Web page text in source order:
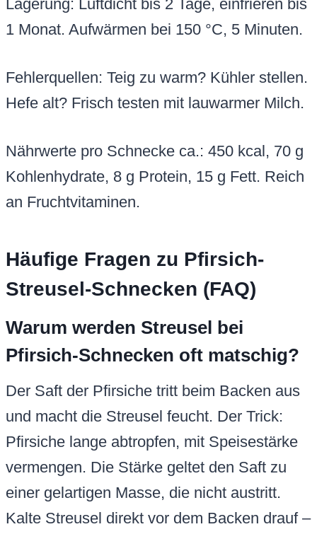
Lagerung: Luftdicht bis 2 Tage, einfrieren bis
1 Monat. Aufwärmen bei 150 °C, 5 Minuten.
Fehlerquellen: Teig zu warm? Kühler stellen.
Hefe alt? Frisch testen mit lauwarmer Milch.
Nährwerte pro Schnecke ca.: 450 kcal, 70 g
Kohlenhydrate, 8 g Protein, 15 g Fett. Reich
an Fruchtvitaminen.
Häufige Fragen zu Pfirsich-
Streusel-Schnecken (FAQ)
Warum werden Streusel bei
Pfirsich-Schnecken oft matschig?
Der Saft der Pfirsiche tritt beim Backen aus
und macht die Streusel feucht. Der Trick:
Pfirsiche lange abtropfen, mit Speisestärke
vermengen. Die Stärke geltet den Saft zu
einer gelartigen Masse, die nicht austritt.
Kalte Streusel direkt vor dem Backen drauf –